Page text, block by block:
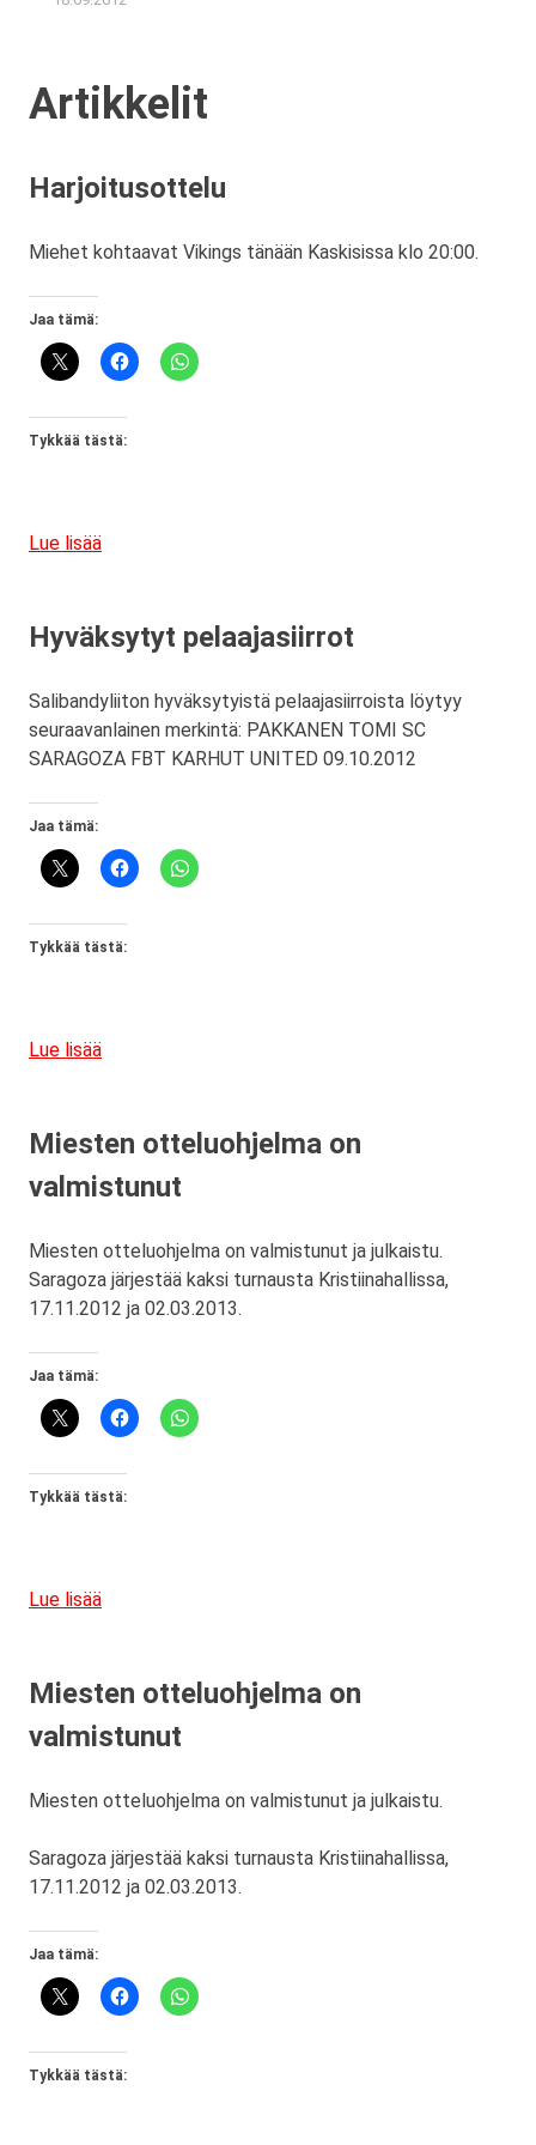
Artikkelit
Harjoitusottelu
Miehet kohtaavat Vikings tänään Kaskisissa klo 20:00.
Jaa tämä:
Tykkää tästä:
Lue lisää
Hyväksytyt pelaajasiirrot
Salibandyliiton hyväksytyistä pelaajasiirroista löytyy
seuraavanlainen merkintä: PAKKANEN TOMI SC
SARAGOZA FBT KARHUT UNITED 09.10.2012
Jaa tämä:
Tykkää tästä:
Lue lisää
Miesten otteluohjelma on
valmistunut
Miesten otteluohjelma on valmistunut ja julkaistu.
Saragoza järjestää kaksi turnausta Kristiinahallissa,
17.11.2012 ja 02.03.2013.
Jaa tämä:
Tykkää tästä:
Lue lisää
Miesten otteluohjelma on
valmistunut
Miesten otteluohjelma on valmistunut ja julkaistu.
Saragoza järjestää kaksi turnausta Kristiinahallissa,
17.11.2012 ja 02.03.2013.
Jaa tämä:
Tykkää tästä: